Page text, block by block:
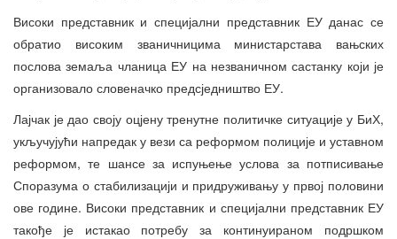
Високи представник и специјални представник ЕУ данас се
обратио високим званичницима министарстава вањских
послова земаља чланица ЕУ на незваничном састанку који је
организовало словеначко предсједништво ЕУ.
Лајчак је дао своју оцјену тренутне политичке ситуације у БиХ,
укључујући напредак у вези са реформом полиције и уставном
реформом, те шансе за испуњење услова за потписивање
Споразума о стабилизацији и придруживању у првој половини
ове године. Високи представник и специјални представник ЕУ
такође је истакао потребу за континуираном подршком